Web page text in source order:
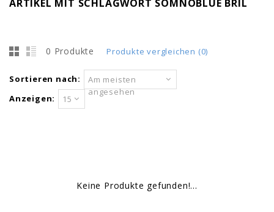
ARTIKEL MIT SCHLAGWORT SOMNOBLUE BRIL
0 Produkte Produkte vergleichen (0)
Sortieren nach:
Am meisten
angesehen
Anzeigen: 15
Keine Produkte gefunden!...